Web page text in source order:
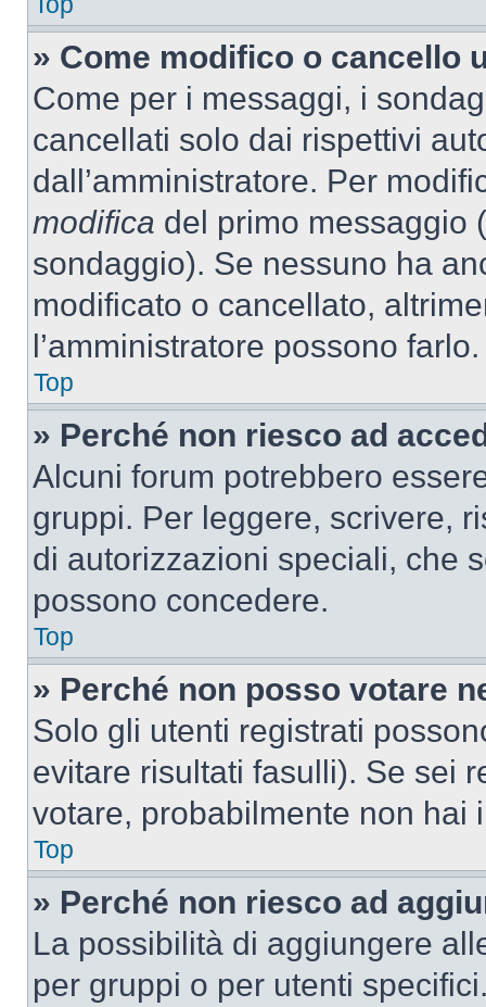
» Come modifico o cancello
Come per i messaggi, i
cancellati solo dai rispettivi
dall’amministratore. Per
modifica del primo messaggio
sondaggio). Se nessuno ha
modificato o cancellato,
l’amministratore possono farlo.
Top
» Perché non riesco ad
Alcuni forum potrebbero
gruppi. Per leggere, scrivere,
di autorizzazioni speciali, che
possono concedere.
Top
» Perché non posso votare
Solo gli utenti registrati
evitare risultati fasulli). Se sei
votare, probabilmente non hai
Top
» Perché non riesco ad
La possibilità di aggiungere
per gruppi o per utenti